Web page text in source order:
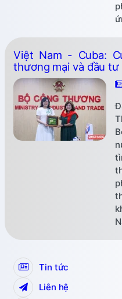
Việt Nam - Cuba:
thương mại và đầu tư
Tin tức
Liên hệ